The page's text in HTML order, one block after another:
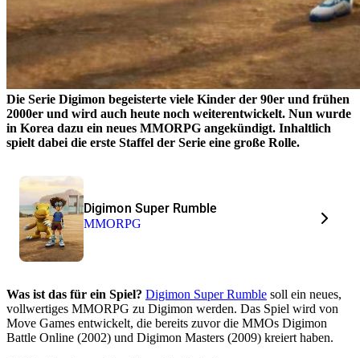
Die Serie Digimon begeisterte viele Kinder der 90er und frühen
2000er und wird auch heute noch weiterentwickelt. Nun wurde
in Korea dazu ein neues MMORPG angekündigt. Inhaltlich
spielt dabei die erste Staffel der Serie eine große Rolle.
Digimon Super Rumble
MMORPG
Was ist das für ein Spiel? Digimon Super Rumble soll ein neues,
vollwertiges MMORPG zu Digimon werden. Das Spiel wird von
Move Games entwickelt, die bereits zuvor die MMOs Digimon
Battle Online (2002) und Digimon Masters (2009) kreiert haben.